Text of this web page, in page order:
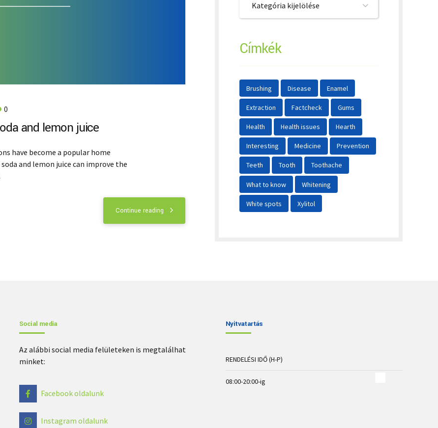
0
and lemon juice
have become a popular home
and lemon juice can improve the
Continue reading
Kategória kijelölése
Címkék
Brushing Disease Enamel
Extraction Factcheck Gums
Health Health issues Hearth
Interesting Medicine Prevention
Teeth Tooth Toothache
What to know Whitening
White spots Xylitol
Social media
Az alábbi social media felületeken is megtalálhat
minket:
Facebook oldalunk
Instagram oldalunk
Nyitvatartás
RENDELÉSI IDŐ (H-P)
08:00-20:00-ig